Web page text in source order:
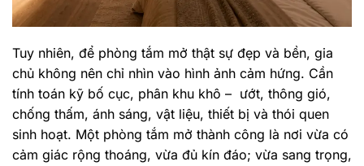
Tuy nhiên, để phòng tắm mở thật sự đẹp và bền, gia
chủ không nên chỉ nhìn vào hình ảnh cảm hứng. Cần
tính toán kỹ bố cục, phân khu khô – ướt, thông gió,
chống thấm, ánh sáng, vật liệu, thiết bị và thói quen
sinh hoạt. Một phòng tắm mở thành công là nơi vừa có
cảm giác rộng thoáng, vừa đủ kín đáo; vừa sang trọng,